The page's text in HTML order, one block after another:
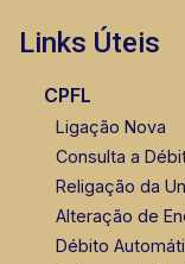
Links Úteis
CPFL
Ligação Nova
Consulta a
Religação da
Alteração de
Débito